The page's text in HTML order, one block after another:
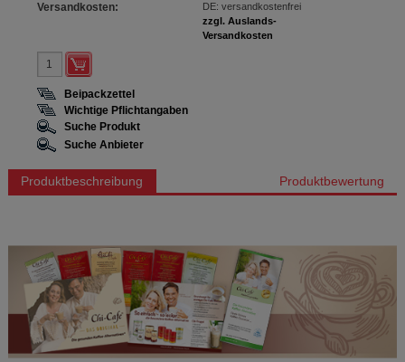
Versandkosten:
DE: versandkostenfrei
zzgl. Auslands-
Versandkosten
Beipackzettel
Wichtige Pflichtangaben
Suche Produkt
Suche Anbieter
Produktbeschreibung Produktbewertung